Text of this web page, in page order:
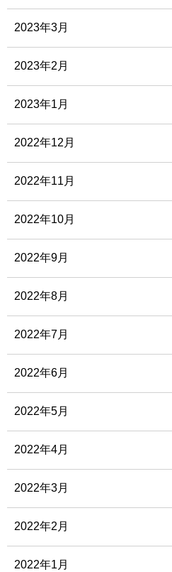
2023年3月
2023年2月
2023年1月
2022年12月
2022年11月
2022年10月
2022年9月
2022年8月
2022年7月
2022年6月
2022年5月
2022年4月
2022年3月
2022年2月
2022年1月